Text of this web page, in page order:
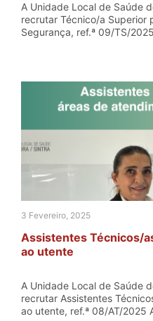
A Unidade Local de Saúde
recrutar Técnico/a Superior
Segurança, ref.ª 09/TS/
3 Fevereiro, 2025
Assistentes Técnicos/
ao utente
A Unidade Local de Saúde
recrutar Assistentes
ao utente, ref.ª 08/AT/2025